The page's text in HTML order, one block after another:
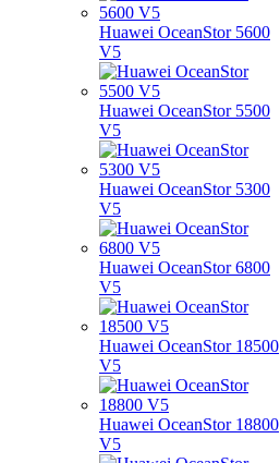
Huawei OceanStor 5600
V5
Huawei OceanStor 5500
V5
Huawei OceanStor 5300
V5
Huawei OceanStor 6800
V5
Huawei OceanStor 18500
V5
Huawei OceanStor 18800
V5